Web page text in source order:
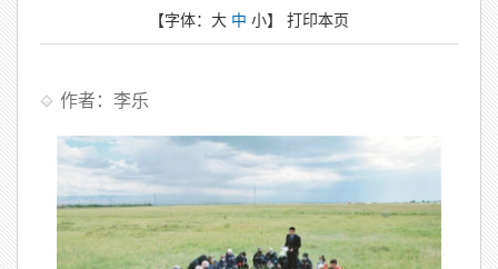
【字体： 大 中 小】 打印本页
作者：李乐